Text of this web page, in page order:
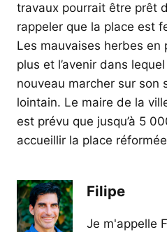
travaux pourrait être prêt
rappeler que la place est
Les mauvaises herbes en
plus et l’avenir dans
nouveau marcher sur son
lointain. Le maire de la
est prévu que jusqu’à 5
accueillir la place
Filipe
Je m'appelle